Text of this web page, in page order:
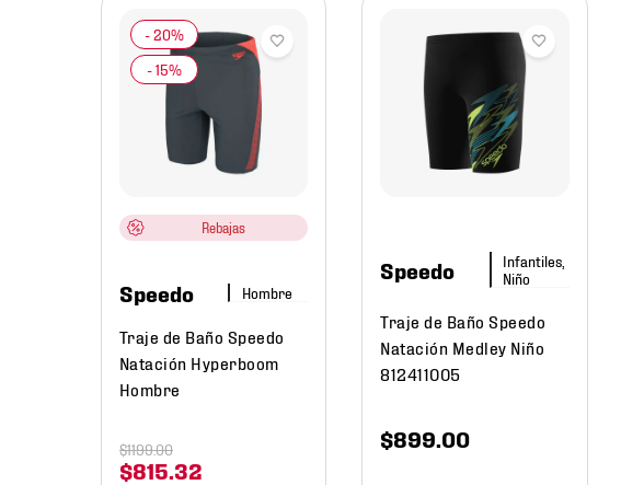
Rebajas
Speedo Hombre
Traje de Baño Speedo
Natación Hyperboom
Hombre
$815.32
$1199.00
Speedo
Infantiles,
Niño
Traje de Baño Speedo
Natación Medley Niño
812411005
$899.00